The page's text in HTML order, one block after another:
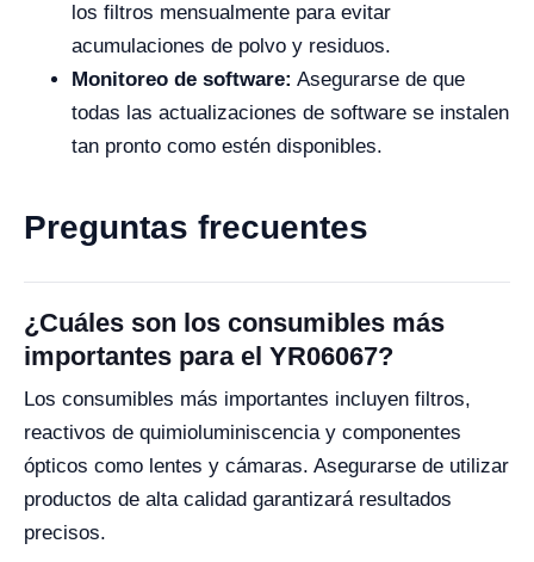
los filtros mensualmente para evitar
acumulaciones de polvo y residuos.
Monitoreo de software: Asegurarse de que
todas las actualizaciones de software se instalen
tan pronto como estén disponibles.
Preguntas frecuentes
¿Cuáles son los consumibles más
importantes para el YR06067?
Los consumibles más importantes incluyen filtros,
reactivos de quimioluminiscencia y componentes
ópticos como lentes y cámaras. Asegurarse de utilizar
productos de alta calidad garantizará resultados
precisos.